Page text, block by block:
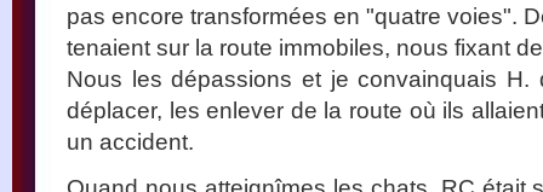
pas encore transformées en "quatre voies".
tenaient sur la route immobiles, nous fixant
Nous les dépassions et je convainquais
déplacer, les enlever de la route où ils
un accident.